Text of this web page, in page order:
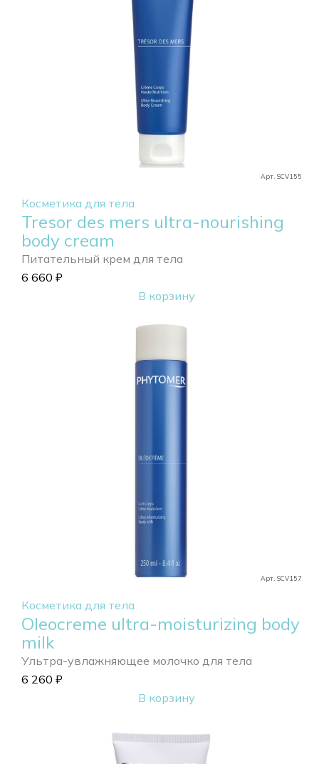
Арт. SCV155
Косметика для тела
Tresor des mers ultra-nourishing
body cream
Питательный крем для тела
6 660 ₽
В корзину
Арт. SCV157
Косметика для тела
Oleocreme ultra-moisturizing body
milk
Ультра-увлажняющее молочко для тела
6 260 ₽
В корзину